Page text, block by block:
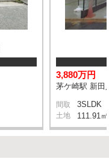
3,880万円
茅ケ崎駅 新田
間取 3SLDK
土地 111.91㎡